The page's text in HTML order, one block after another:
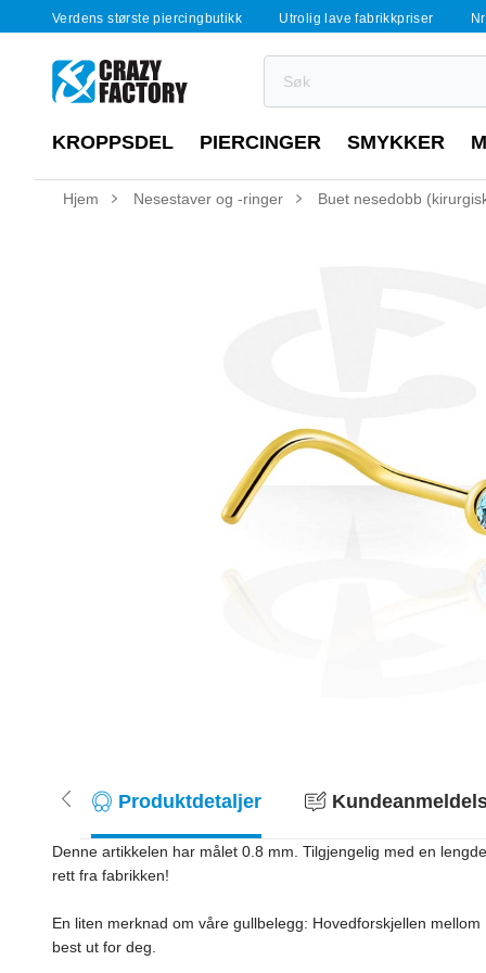
Verdens største piercingbutikk Utrolig lave fabrikkpriser
KROPPSDEL PIERCINGER SMYKKER
Hjem Nesestaver og -ringer Buet nesedobb
Produktdetaljer
Denne artikkelen har målet 0.8 mm. Tilgjengelig med en
rett fra fabrikken!
En liten merknad om våre gullbelegg: Hovedforskjellen
best ut for deg.